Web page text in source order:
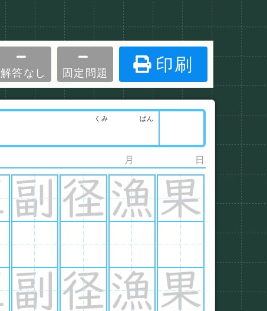
解答なし 固定問題 印刷
くみ ばん
月 日